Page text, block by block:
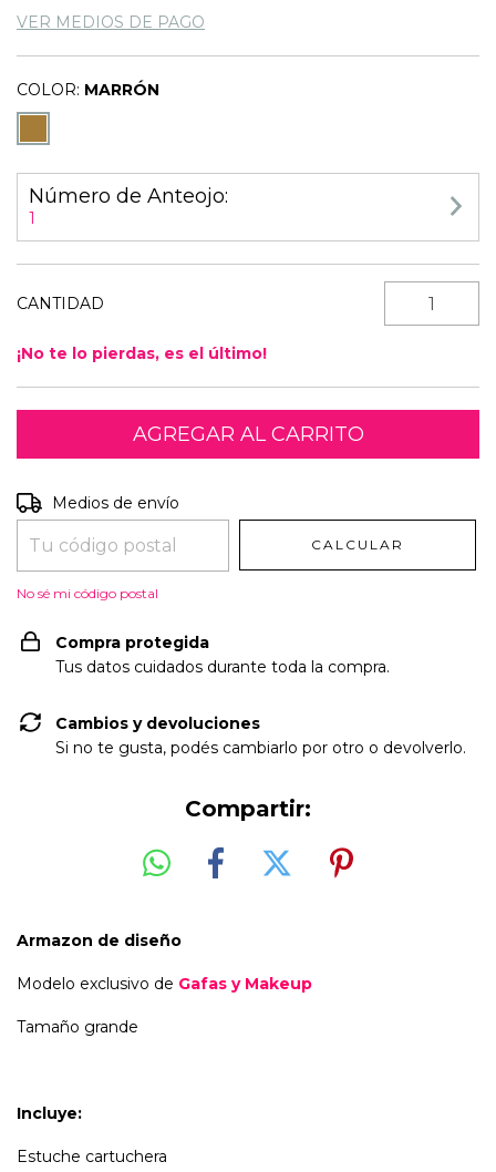
VER MEDIOS DE PAGO
COLOR: MARRÓN
Número de Anteojo:
1
CANTIDAD
¡No te lo pierdas, es el último!
Entregas para el CP:
Medios de envío
CALCULAR
No sé mi código postal
Compra protegida
Tus datos cuidados durante toda la compra.
Cambios y devoluciones
Si no te gusta, podés cambiarlo por otro o devolverlo.
Compartir:
Armazon de diseño
Modelo exclusivo de Gafas y Makeup
Tamaño grande
Incluye:
Estuche cartuchera